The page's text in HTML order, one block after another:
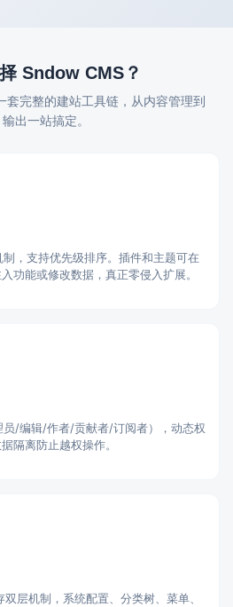
Sndow CMS？
套完整的建站工具链，从内容管理到
出一站搞定。
，支持优先级排序。插件和主题可在
功能或修改数据，真正零侵入扩展。
员/编辑/作者/贡献者/订阅者），动态权
隔离防止越权操作。
层机制，系统配置、分类树、菜单、